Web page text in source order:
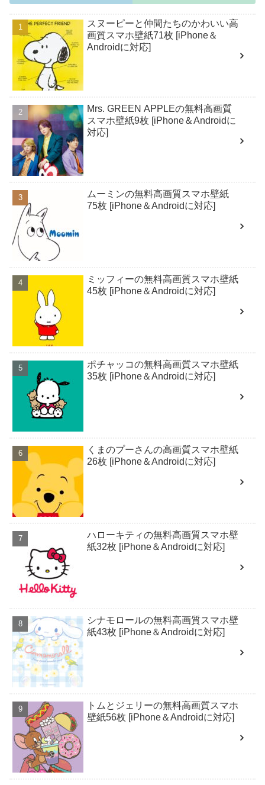
スヌーピーと仲間たちのかわいい高
画質スマホ壁紙71枚 [iPhone＆
Androidに対応]
Mrs. GREEN APPLEの無料高画質
スマホ壁紙9枚 [iPhone＆Androidに
対応]
ムーミンの無料高画質スマホ壁紙
75枚 [iPhone＆Androidに対応]
ミッフィーの無料高画質スマホ壁紙
45枚 [iPhone＆Androidに対応]
ポチャッコの無料高画質スマホ壁紙
35枚 [iPhone＆Androidに対応]
くまのプーさんの高画質スマホ壁紙
26枚 [iPhone＆Androidに対応]
ハローキティの無料高画質スマホ壁
紙32枚 [iPhone＆Androidに対応]
シナモロールの無料高画質スマホ壁
紙43枚 [iPhone＆Androidに対応]
トムとジェリーの無料高画質スマホ
壁紙56枚 [iPhone＆Androidに対応]